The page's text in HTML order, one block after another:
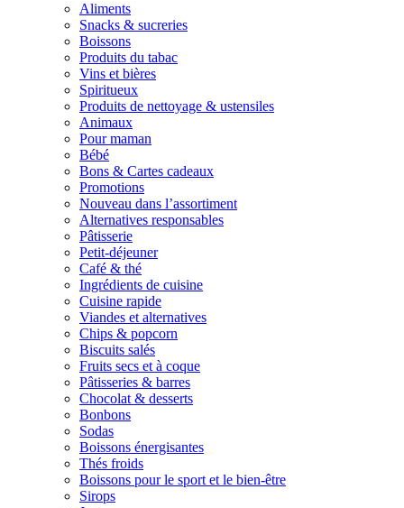
Aliments
Snacks & sucreries
Boissons
Produits du tabac
Vins et bières
Spiritueux
Produits de nettoyage & ustensiles
Animaux
Pour maman
Bébé
Bons & Cartes cadeaux
Promotions
Nouveau dans l’assortiment
Alternatives responsables
Pâtisserie
Petit-déjeuner
Café & thé
Ingrédients de cuisine
Cuisine rapide
Viandes et alternatives
Chips & popcorn
Biscuits salés
Fruits secs et à coque
Pâtisseries & barres
Chocolat & desserts
Bonbons
Sodas
Boissons énergisantes
Thés froids
Boissons pour le sport et le bien-être
Sirops